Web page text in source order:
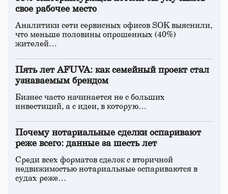
свое рабочее место
Аналитики сети сервисных офисов SOK выяснили,
что меньше половины опрошенных (40%)
жителей…
Пять лет AFUVA: как семейный проект стал
узнаваемым брендом
Бизнес часто начинается не с больших
инвестиций, а с идеи, в которую…
Почему нотариальные сделки оспаривают
реже всего: данные за шесть лет
Среди всех форматов сделок с вторичной
недвижимостью нотариальные оспариваются в
судах реже…